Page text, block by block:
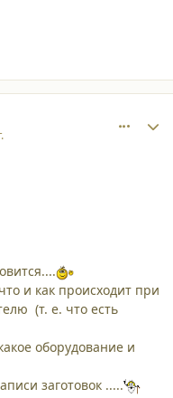
и как происходит при
(т. е. что есть
оборудование и
заготовок .....